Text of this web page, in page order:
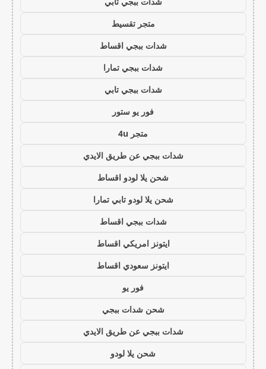
متجر تقسيط
شدات ببجي اقساط
شدات ببجي تمارا
شدات ببجي تابي
فور يو ستور
متجر 4u
شدات ببجي عن طريق الايدي
شحن يلا لودو اقساط
شحن يلا لودو تابي تمارا
شدات ببجي اقساط
ايتونز امريكي اقساط
ايتونز سعودي اقساط
فور يو
شحن شدات ببجي
شدات ببجي عن طريق الايدي
شحن يلا لودو